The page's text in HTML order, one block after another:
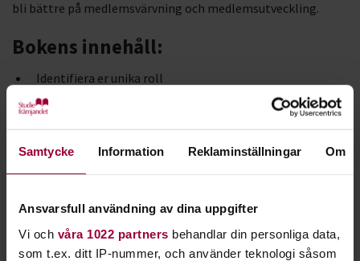
Samtycke Information Reklaminställningar Om
Ansvarsfull användning av dina uppgifter
Vi och våra 1022 partners behandlar din personliga data,
som t.ex. ditt IP-nummer, och använder teknologi såsom
bli bättre på medlemsvärvning och medlemsutveckling.
Bokens innehåll:
Identifiera er unika roll
Locka fler medlemmar
Hantera missnöje och behåll medlemmar
Få passiva medlemmar att bli aktiva
mångfalden
Utvärdera ert medlemsarbete